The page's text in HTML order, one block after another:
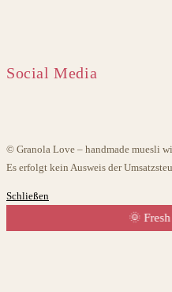
Social Media
© Granola Love – handmade muesli
Es erfolgt kein Ausweis der
Schließen
🌞 Fresh